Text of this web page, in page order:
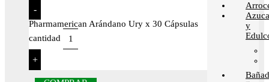
-
Pharmamerican Arándano Ury x 30 Cápsulas
cantidad
+
y